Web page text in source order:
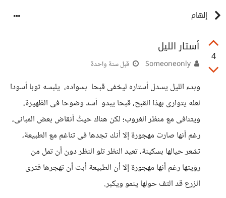
إلهام
4
أستار الليل
قبل سنة واحدة
وبدء الليل يسدل أستاره ليخفى قبحا بسواده، يلبسه ثوبا أسودا
لعله يتوارى بهذا القبح، قبحا يبدو أشد وضوحا فى الظهيرة،
ويتنافى مع منظر الغروب؛ لكن هناك حيثُ أنقاض بعض المبانى،
رغم أنها صارت مهجورة إلا أنك تجدها فى تناغم مع الطبيعة،
تشعر حيالها بسكينة، تعيد النظر تلو النظر دون أن تمل من
رؤيتها رغم أنها مهجورة إلا أن الطبيعة أبت أن تهجرها فترى
الزرع قد التف حولها ينمو ويكبر.